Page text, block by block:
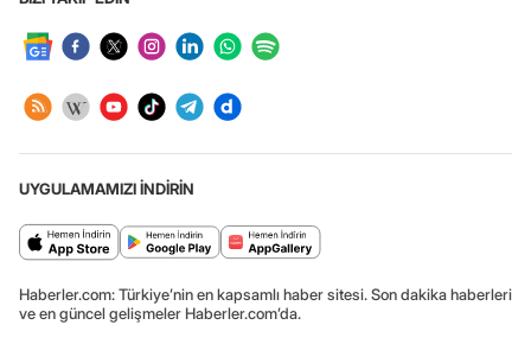
UYGULAMAMIZI İNDİRİN
Haberler.com: Türkiye’nin en kapsamlı haber sitesi. Son dakika haberleri
ve en güncel gelişmeler Haberler.com’da.